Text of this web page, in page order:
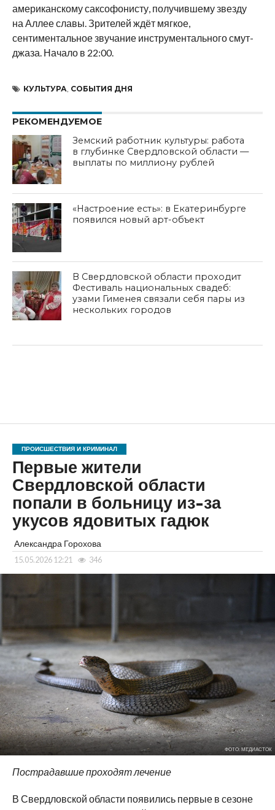
американскому саксофонисту, получившему звезду
на Аллее славы. Зрителей ждёт мягкое,
сентиментальное звучание инструментального смут-
джаза. Начало в 22:00.
КУЛЬТУРА, СОБЫТИЯ ДНЯ
РЕКОМЕНДУЕМОЕ
Земский работник культуры: работа
в глубинке Свердловской области —
выплаты по миллиону рублей
«Настроение есть»: в Екатеринбурге
появился новый арт-объект
В Свердловской области проходит
Фестиваль национальных свадеб:
узами Гименея связали себя пары из
нескольких городов
ПРОИСШЕСТВИЯ И КРИМИНАЛ
Первые жители
Свердловской области
попали в больницу из-за
укусов ядовитых гадюк
Александра Горохова
15.05.2026 12:21 346
ФОТО: МЕДИАСТОК
Пострадавшие проходят лечение
В Свердловской области появились первые в сезоне